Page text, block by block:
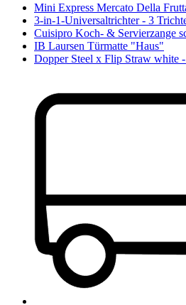
Mini Express Mercato Della
3-in-1-Universaltrichter - 3
Cuisipro Koch- & Servierzange
IB Laursen Türmatte "Haus"
Dopper Steel x Flip Straw white